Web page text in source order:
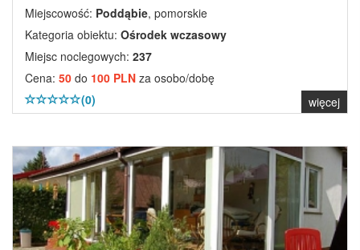
Miejscowość: Poddąbie, pomorskie
Kategoria obiektu: Ośrodek wczasowy
Miejsc noclegowych: 237
Cena: 50 do 100 PLN za osobo/dobę
(0)
więcej